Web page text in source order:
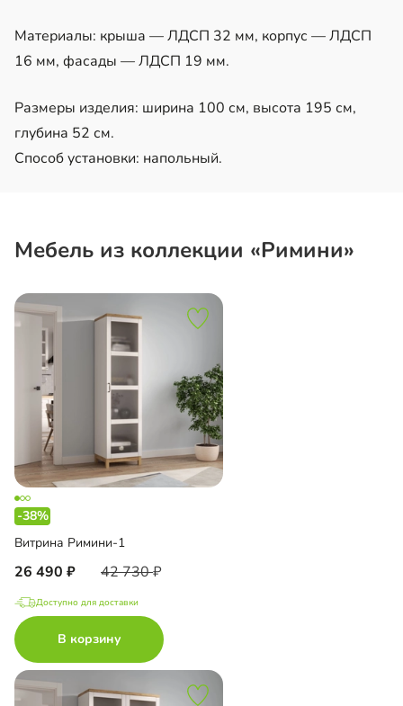
Материалы: крыша — ЛДСП 32 мм, корпус — ЛДСП
16 мм, фасады — ЛДСП 19 мм.
Размеры изделия: ширина 100 см, высота 195 см,
глубина 52 см.
Способ установки: напольный.
Мебель из коллекции «Римини»
-38%
Витрина Римини-1
26 490 42 730
Доступно для доставки
В корзину